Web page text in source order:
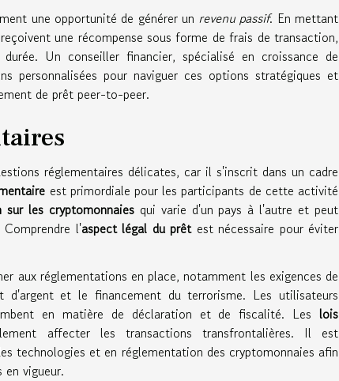
une opportunité de générer un revenu passif. En mettant
une récompense sous forme de frais de transaction,
Un conseiller financier, spécialisé en croissance de
personnalisées pour naviguer ces options stratégiques et
de prêt peer-to-peer.
réglementaires délicates, car il s'inscrit dans un cadre
est primordiale pour les participants de cette activité
sur les cryptomonnaiesqui varie d'un pays à l'autre et peut
l'aspect légal du prêtest nécessaire pour éviter
aux réglementations en place, notamment les exigences de
d'argent et le financement du terrorisme. Les utilisateurs
en matière de déclaration et de fiscalité. Les lois
affecter les transactions transfrontalières. Il est
technologies et en réglementation des cryptomonnaies afin
vigueur.